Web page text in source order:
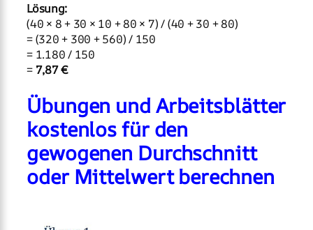
Lösung:
(40 × 8 + 30 × 10 + 80 × 7) / (40 + 30 + 80)
= (320 + 300 + 560) / 150
= 1.180 / 150
= 7,87 €
Übungen und Arbeitsblätter
kostenlos für den
gewogenen Durchschnitt
oder Mittelwert berechnen